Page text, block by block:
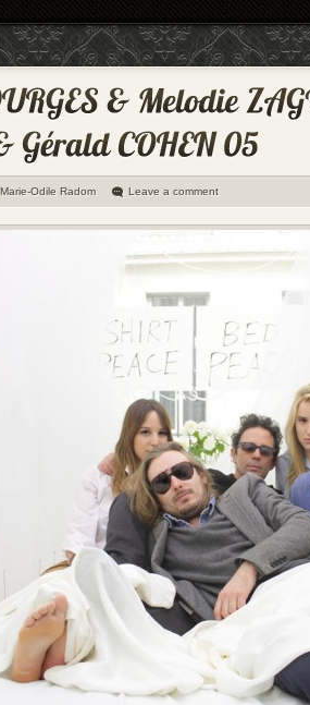
Marie-Odile Radom Leave a comment